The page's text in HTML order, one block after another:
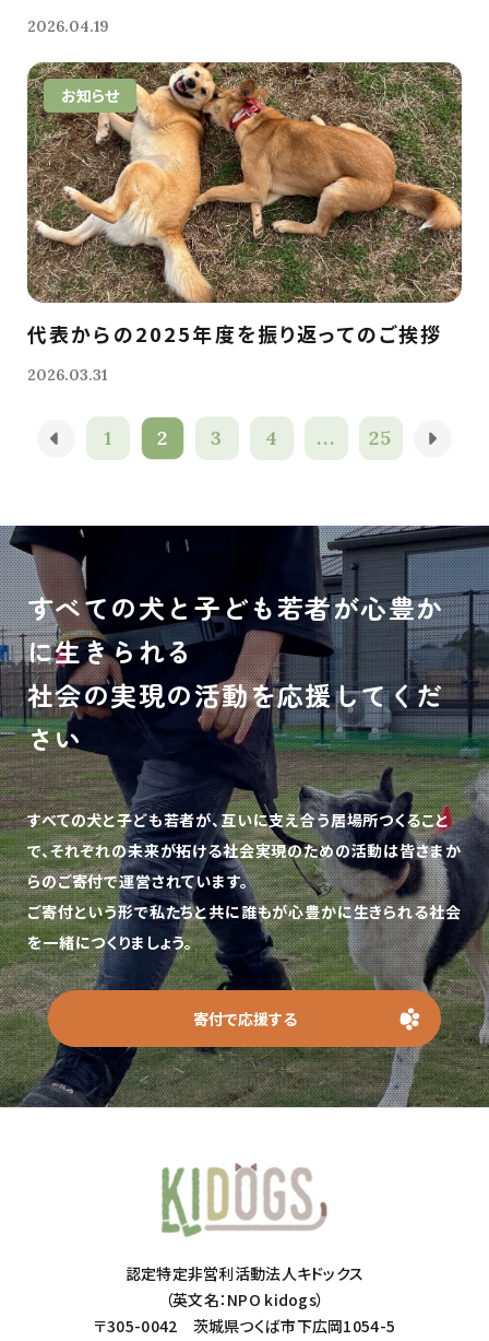
2026.04.19
お知らせ
代表からの2025年度を振り返ってのご挨拶
2026.03.31
1 2 3 4 ... 25
すべての犬と子ども若者が心豊か
に生きられる
社会の実現の活動を応援してくだ
さい
すべての犬と子ども若者が、互いに支え合う居場所つくること
で、それぞれの未来が拓ける社会実現のための活動は皆さまか
らのご寄付で運営されています。
ご寄付という形で私たちと共に誰もが心豊かに生きられる社会
を一緒につくりましょう。
寄付で応援する
認定特定非営利活動法人キドックス
（英文名：NPO kidogs）
〒305-0042 茨城県つくば市下広岡1054-5